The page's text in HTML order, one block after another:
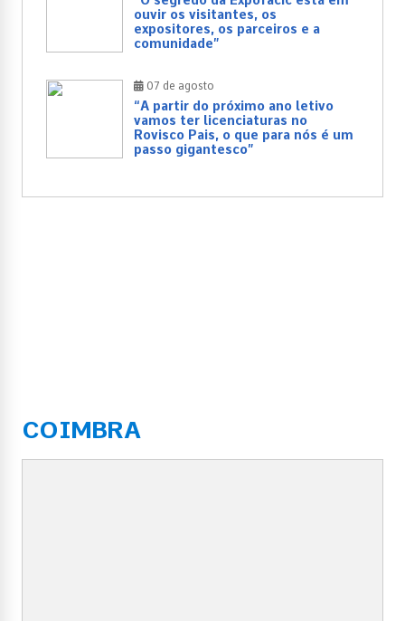
ouvir os visitantes, os
expositores, os parceiros e a
comunidade”
07 de agosto
“A partir do próximo ano letivo
vamos ter licenciaturas no
Rovisco Pais, o que para nós é um
passo gigantesco”
COIMBRA